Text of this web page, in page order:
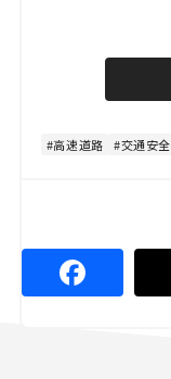
高速道路 交通安全